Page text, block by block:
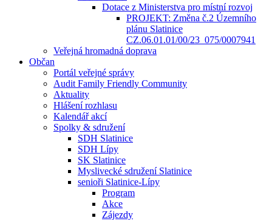
Dotace z Ministerstva pro místní rozvoj
PROJEKT: Změna č.2 Územního
plánu Slatinice
CZ.06.01.01/00/23_075/0007941
Veřejná hromadná doprava
Občan
Portál veřejné správy
Audit Family Friendly Community
Aktuality
Hlášení rozhlasu
Kalendář akcí
Spolky & sdružení
SDH Slatinice
SDH Lípy
SK Slatinice
Myslivecké sdružení Slatinice
senioři Slatinice-Lípy
Program
Akce
Zájezdy